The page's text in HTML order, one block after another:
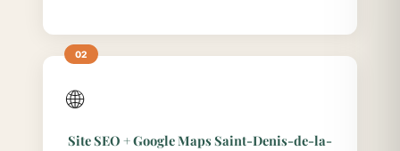
🌐
Site SEO + Google Maps Saint-Denis-de-la-